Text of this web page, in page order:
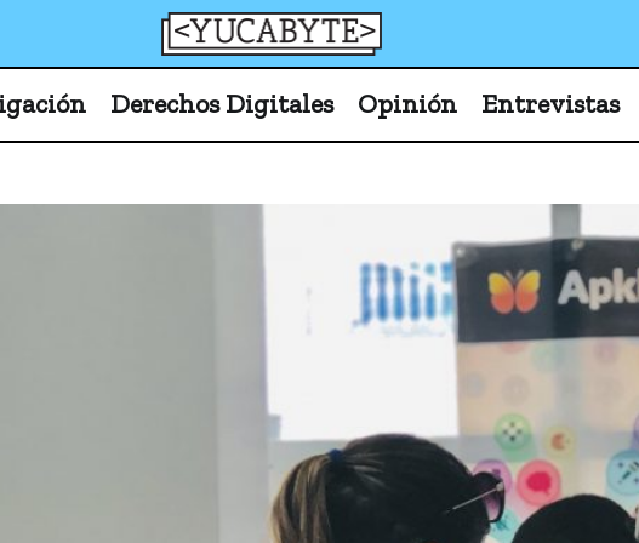
YucaByte
Derechos Digitales Opinión Entrevistas